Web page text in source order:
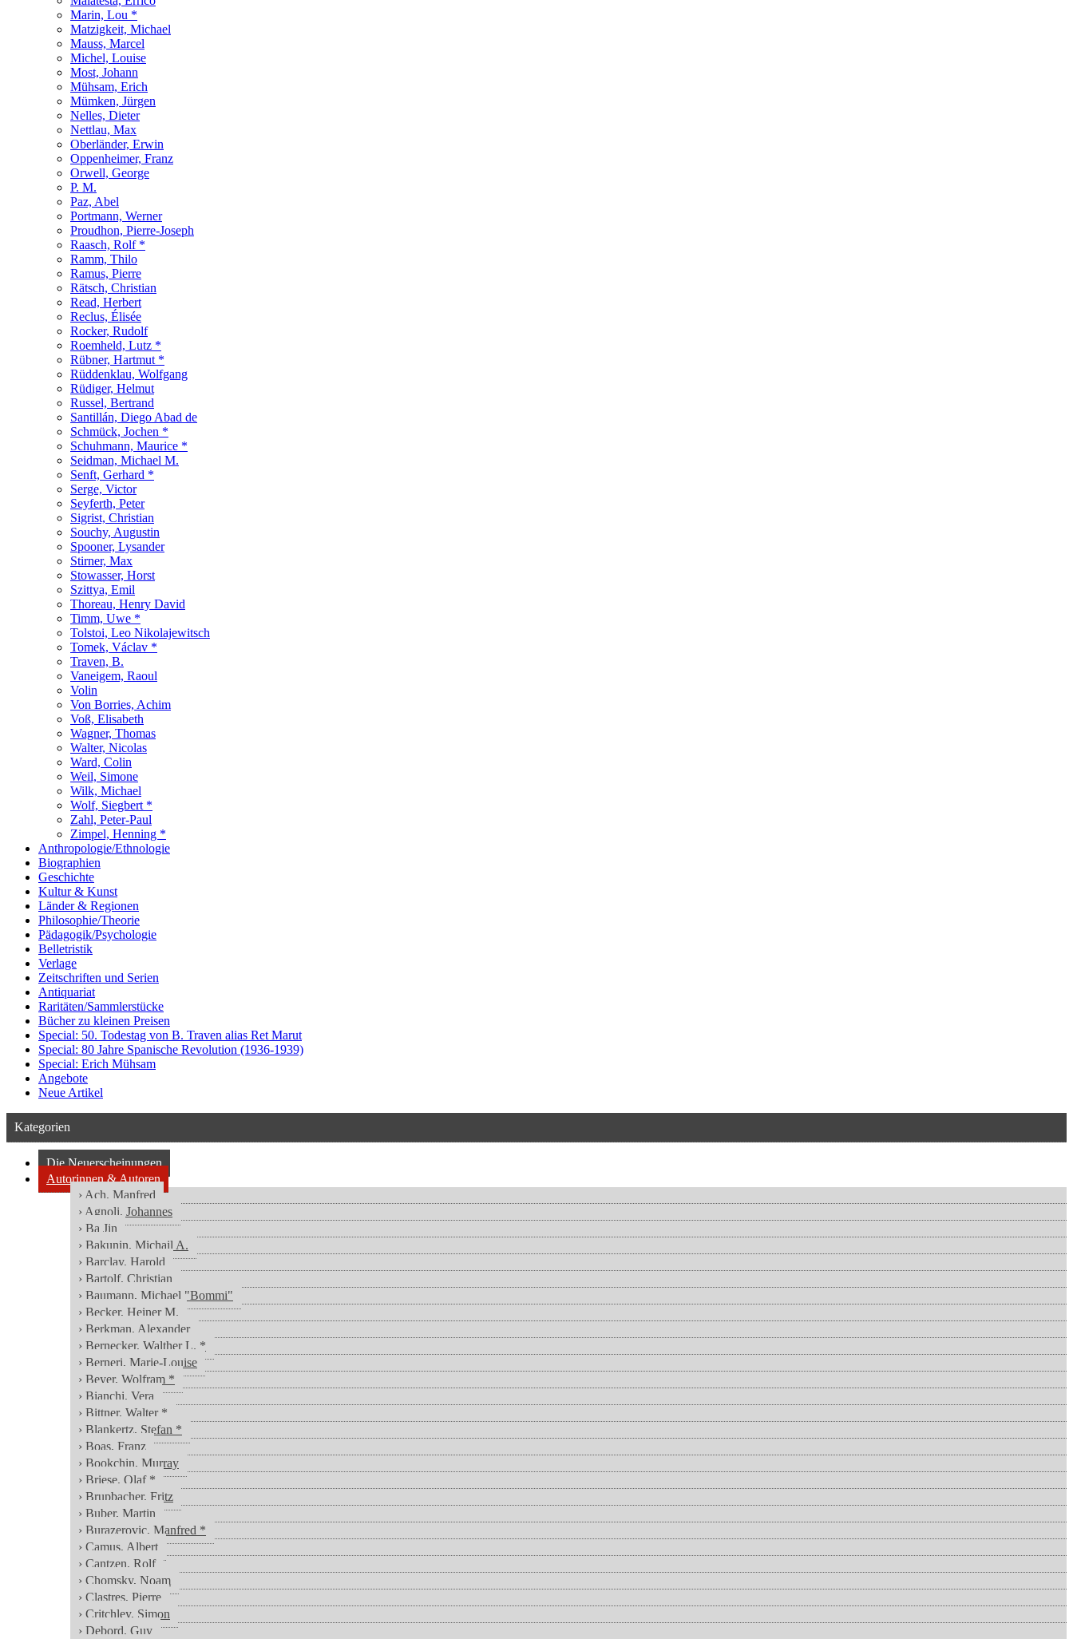
Marin, Lou *
Matzigkeit, Michael
Mauss, Marcel
Michel, Louise
Most, Johann
Mühsam, Erich
Mümken, Jürgen
Nelles, Dieter
Nettlau, Max
Oberländer, Erwin
Oppenheimer, Franz
Orwell, George
P. M.
Paz, Abel
Portmann, Werner
Proudhon, Pierre-Joseph
Raasch, Rolf *
Ramm, Thilo
Ramus, Pierre
Rätsch, Christian
Read, Herbert
Reclus, Élisée
Rocker, Rudolf
Roemheld, Lutz *
Rübner, Hartmut *
Rüddenklau, Wolfgang
Rüdiger, Helmut
Russel, Bertrand
Santillán, Diego Abad de
Schmück, Jochen *
Schuhmann, Maurice *
Seidman, Michael M.
Senft, Gerhard *
Serge, Victor
Seyferth, Peter
Sigrist, Christian
Souchy, Augustin
Spooner, Lysander
Stirner, Max
Stowasser, Horst
Szittya, Emil
Thoreau, Henry David
Timm, Uwe *
Tolstoi, Leo Nikolajewitsch
Tomek, Václav *
Traven, B.
Vaneigem, Raoul
Volin
Von Borries, Achim
Voß, Elisabeth
Wagner, Thomas
Walter, Nicolas
Ward, Colin
Weil, Simone
Wilk, Michael
Wolf, Siegbert *
Zahl, Peter-Paul
Zimpel, Henning *
Anthropologie/Ethnologie
Biographien
Geschichte
Kultur & Kunst
Länder & Regionen
Philosophie/Theorie
Pädagogik/Psychologie
Belletristik
Verlage
Zeitschriften und Serien
Antiquariat
Raritäten/Sammlerstücke
Bücher zu kleinen Preisen
Special: 50. Todestag von B. Traven alias Ret Marut
Special: 80 Jahre Spanische Revolution (1936-1939)
Special: Erich Mühsam
Angebote
Neue Artikel
Kategorien
Die Neuerscheinungen
Autorinnen & Autoren
› Ach, Manfred
› Agnoli, Johannes
› Ba Jin
› Bakunin, Michail A.
› Barclay, Harold
› Bartolf, Christian
› Baumann, Michael "Bommi"
› Becker, Heiner M.
› Berkman, Alexander
› Bernecker, Walther L. *
› Berneri, Marie-Louise
› Beyer, Wolfram *
› Bianchi, Vera
› Bittner, Walter *
› Blankertz, Stefan *
› Boas, Franz
› Bookchin, Murray
› Briese, Olaf *
› Brupbacher, Fritz
› Buber, Martin
› Burazerovic, Manfred *
› Camus, Albert
› Cantzen, Rolf
› Chomsky, Noam
› Clastres, Pierre
› Critchley, Simon
› Debord, Guy